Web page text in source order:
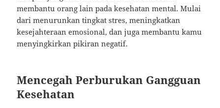
membantu orang lain pada kesehatan mental. Mulai
dari menurunkan tingkat stres, meningkatkan
kesejahteraan emosional, dan juga membantu kamu
menyingkirkan pikiran negatif.
Mencegah Perburukan Gangguan
Kesehatan